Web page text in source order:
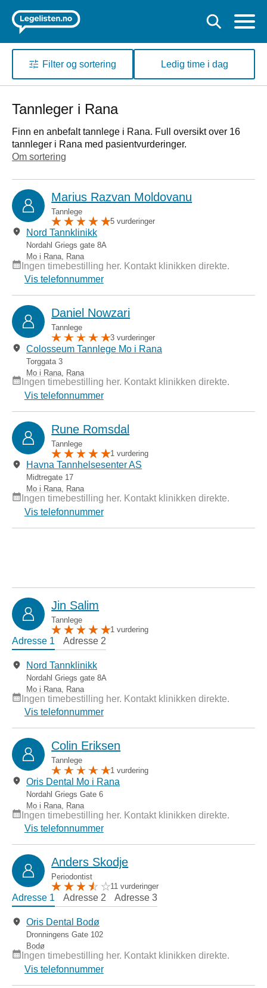
Filter og sortering Ledig time i dag
Tannleger i Rana
Finn en anbefalt tannlege i Rana. Full oversikt over 16
tannleger i Rana med pasientvurderinger.
Om sortering
Marius Razvan Moldovanu
Tannlege
5 vurderinger
Nord Tannklinikk
Nordahl Griegs gate 8A
Mo i Rana
Rana
Ingen timebestilling her. Kontakt klinikken direkte.
Vis telefonnummer
Daniel Nowzari
Tannlege
3 vurderinger
Colosseum Tannlege Mo i Rana
Torggata 3
Mo i Rana Rana
Ingen timebestilling her. Kontakt klinikken direkte.
Vis telefonnummer
Rune Romsdal
Tannlege
1 vurdering
Havna Tannhelsesenter AS
Midtregate 17
Mo i Rana, Rana
Ingen timebestilling her. Kontakt klinikken direkte.
Vis telefonnummer
Jin Salim
Tannlege
1 vurdering
Adresse 1 Adresse 2
Nord Tannklinikk
Nordahl Griegs gate 8A
Mo i Rana, Rana
Ingen timebestilling her. Kontakt klinikken direkte.
Vis telefonnummer
Colin Eriksen
Tannlege
1 vurdering
Oris Dental Mo i Rana
Nordahl Griegs Gate 6
Mo i Rana Rana
Ingen timebestilling her. Kontakt klinikken direkte.
Vis telefonnummer
Anders Skodje
Periodontist
11 vurderinger
Adresse 1 Adresse 2 Adresse 3
Oris Dental Bodø
Dronningens Gate 102
Bodø
Ingen timebestilling her. Kontakt klinikken direkte.
Vis telefonnummer